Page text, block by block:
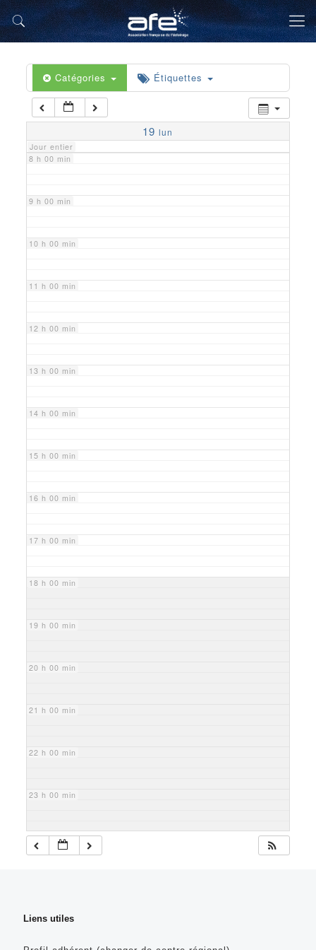
Catégories Étiquettes
19 lun
Jour entier
5 h 00 min
6 h 00 min
7 h 00 min
8 h 00 min
9 h 00 min
10 h 00 min
11 h 00 min
12 h 00 min
13 h 00 min
14 h 00 min
15 h 00 min
16 h 00 min
17 h 00 min
18 h 00 min
19 h 00 min
20 h 00 min
21 h 00 min
22 h 00 min
23 h 00 min
Liens utiles